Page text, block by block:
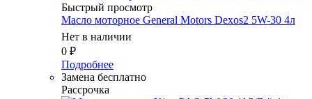
Быстрый просмотр
Масло мотоpное General Motors Dexos2 5W-30 4л
Нет в наличии
0 ₽
Подробнее
Замена бесплатно
Рассрочка